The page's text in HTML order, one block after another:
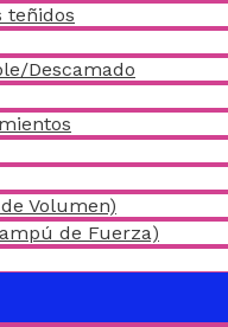
teñidos
Descamado
Volumen)
de Fuerza)